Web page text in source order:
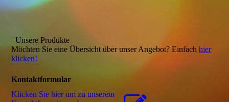
Unsere Produkte
Möchten Sie eine Übersicht über unser Angebot? Einfachhier
klicken!
Kontaktformular
Klicken Sie hier um zu unserem